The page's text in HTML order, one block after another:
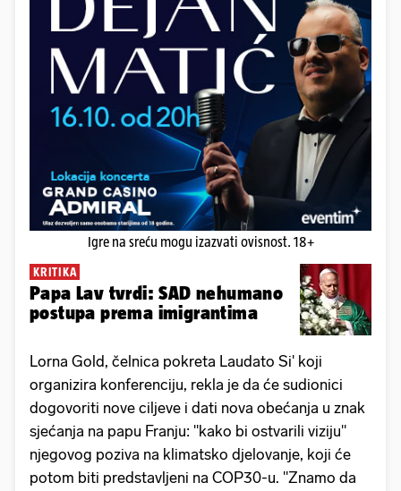
Igre na sreću mogu izazvati ovisnost. 18+
KRITIKA
Papa Lav tvrdi: SAD nehumano
postupa prema imigrantima
Lorna Gold, čelnica pokreta Laudato Si' koji
organizira konferenciju, rekla je da će sudionici
dogovoriti nove ciljeve i dati nova obećanja u znak
sjećanja na papu Franju: "kako bi ostvarili viziju"
njegovog poziva na klimatsko djelovanje, koji će
potom biti predstavljeni na COP30-u. "Znamo da